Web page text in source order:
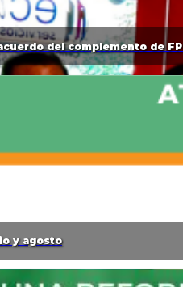
del complemento de
y agosto